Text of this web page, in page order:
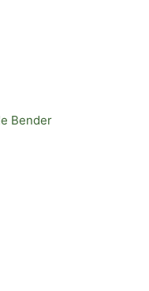
Bender